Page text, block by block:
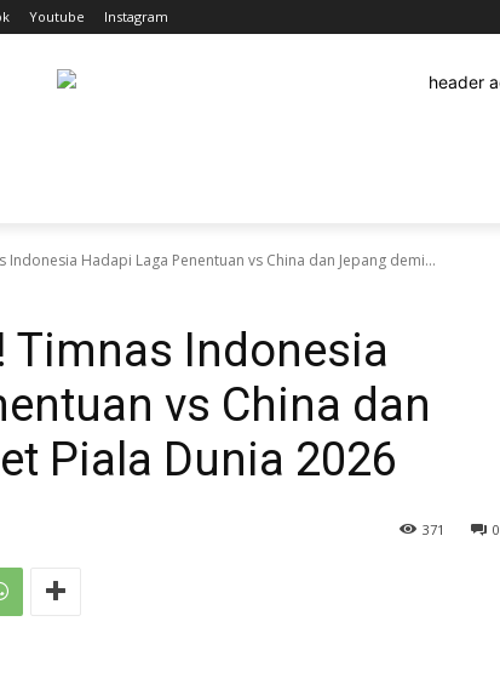
Youtube Instagram
Indonesia Hadapi Laga Penentuan vs China dan Jepang demi...
Timnas Indonesia
vs China dan
Piala Dunia 2026
0
371